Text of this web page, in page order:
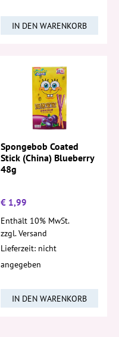
IN DEN WARENKORB
Spongebob Coated
Stick (China) Blueberry
48g
€ 1,99
Enthält 10% MwSt.
zzgl.Versand
Lieferzeit: nicht
angegeben
IN DEN WARENKORB